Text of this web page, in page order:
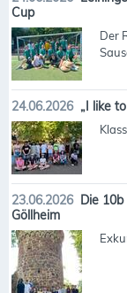
Cup
Der
24.06.2026 „I like
23.06.2026 Die
Göllheim